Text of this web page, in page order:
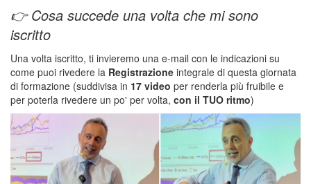
👉 Cosa succede una volta che mi sono
iscritto
Una volta iscritto, ti invieremo una e-mail con le indicazioni su
come puoi rivedere la Registrazione integrale di questa giornata
di formazione (suddivisa in 17 video per renderla più fruibile e
per poterla rivedere un po' per volta, con il TUO ritmo)